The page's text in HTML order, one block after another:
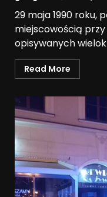
29 maja 1990 roku,
miejscowością przy
opisywanych
Read More